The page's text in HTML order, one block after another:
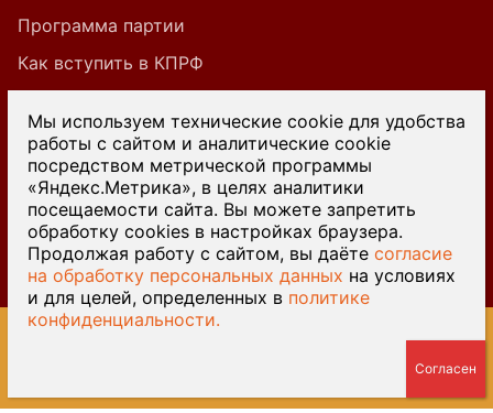
Программа партии
Как вступить в КПРФ
При цитировании или ином использовании
материалов, опубликованных на страницах
сайта kprf45.ru, ссылка на источник обязательна.
© 2026 Курганский обком КПРФ — Разработка сайтаВеб-
Мы используем технические cookie для удобства
работы с сайтом и аналитические cookie
посредством метрической программы
«Яндекс.Метрика», в целях аналитики
посещаемости сайта. Вы можете запретить
обработку cookies в настройках браузера.
Продолжая работу с сайтом, вы даёте согласие
на обработку персональных данных на условиях
и для целей, определенных в политике
конфиденциальности.